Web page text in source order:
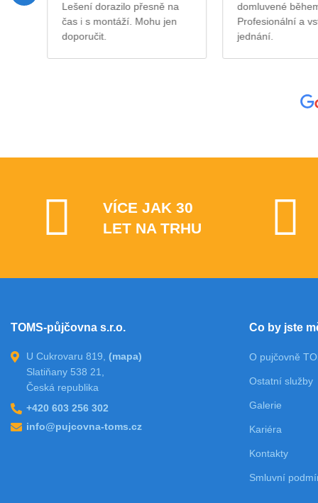
Lešení dorazilo přesně na
čas i s montáží. Mohu jen
doporučit.
domluvené
Profesionální a
jednání.
VÍCE JAK 30
LET NA TRHU
TOMS-půjčovna s.r.o.
U Cukrovaru 819, (mapa)
Slatiňany 538 21,
Česká republika
+420 603 256 302
info@pujcovna-toms.cz
Co by jste
O pujčovně
Ostatní služby
Galerie
Kariéra
Kontakty
Smluvní